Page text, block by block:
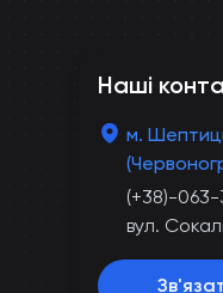
Наші
м.
(+38)-
вул.